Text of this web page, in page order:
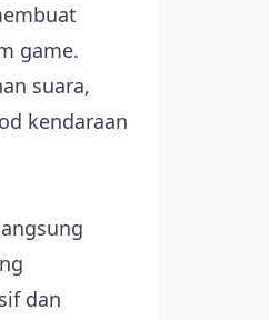
game.
suara,
kendaraan
dan